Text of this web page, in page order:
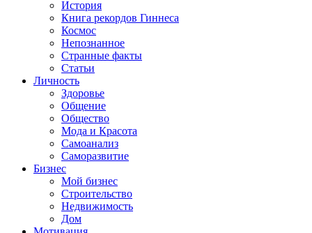
История
Книга рекордов Гиннеса
Космос
Непознанное
Странные факты
Статьи
Личность
Здоровье
Общение
Общество
Мода и Красота
Самоанализ
Саморазвитие
Бизнес
Мой бизнес
Строительство
Недвижимость
Дом